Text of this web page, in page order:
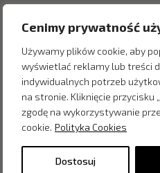
Cenimy prywatność
Używamy plików cookie, aby
wyświetlać reklamy lub treści
indywidualnych potrzeb
na stronie. Kliknięcie przycisku
zgodę na wykorzystywanie
cookie. Polityka Cookies
Dostosuj
Inne produkty